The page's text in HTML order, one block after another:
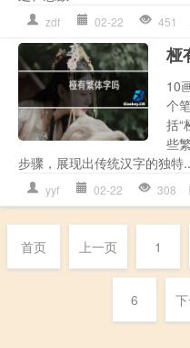
zdf 02-22 451
桠
10
个
括“
些
步骤，展现出传统汉字的独特
yyf 02-22 308
首页 上一页 1
6